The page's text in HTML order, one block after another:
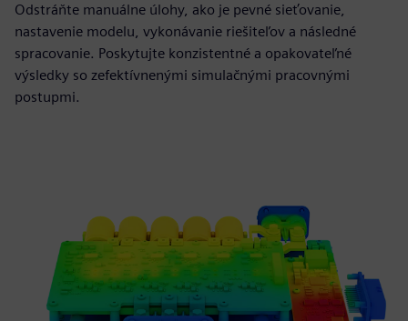
Odstráňte manuálne úlohy, ako je pevné sieťovanie,
nastavenie modelu, vykonávanie riešiteľov a následné
spracovanie. Poskytujte konzistentné a opakovateľné
výsledky so zefektívnenými simulačnými pracovnými
postupmi.